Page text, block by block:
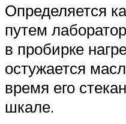
Определяется
путем
в пробирке
остужается
время его
шкале.